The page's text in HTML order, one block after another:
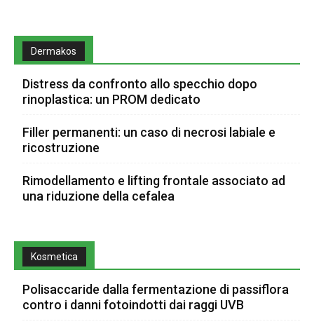
Dermakos
Distress da confronto allo specchio dopo
rinoplastica: un PROM dedicato
Filler permanenti: un caso di necrosi labiale e
ricostruzione
Rimodellamento e lifting frontale associato ad
una riduzione della cefalea
Kosmetica
Polisaccaride dalla fermentazione di passiflora
contro i danni fotoindotti dai raggi UVB